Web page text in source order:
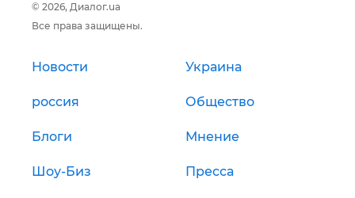
© 2026, Диалог.ua
Все права защищены.
Новости Украина
россия Общество
Блоги Мнение
Шоу-Биз Пресса